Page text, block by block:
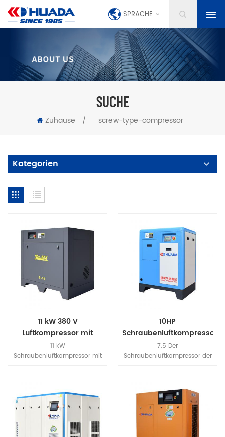
SPRACHE
SUCHE
Zuhause / screw-type-compressor
Kategorien
11 kW 380 V
Luftkompressor mit
Direktantriebsschraube
11 kW
Schraubenluftkompressor mit
Luftkompressor nimmt eine
Wärmeableitungsstruktur mit
hohem Windvolumen an, was
die Lebensdauer der
10HP
Schraubenluftkompressor
7.5 Der
Schraubenluftkompressor der
Kraftübertragung und einer
einfachen Wartung durch
Ersetzen des Riemens aufweist